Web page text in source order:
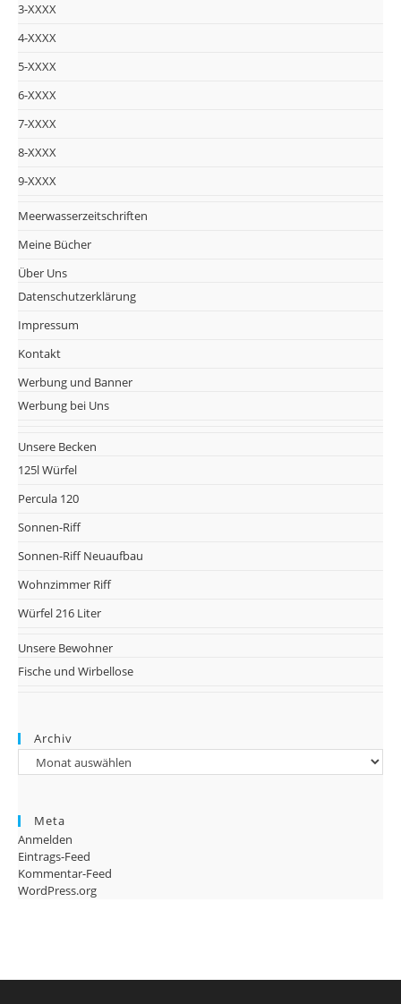
3-XXXX
4-XXXX
5-XXXX
6-XXXX
7-XXXX
8-XXXX
9-XXXX
Meerwasserzeitschriften
Meine Bücher
Über Uns
Datenschutzerklärung
Impressum
Kontakt
Werbung und Banner
Werbung bei Uns
Unsere Becken
125l Würfel
Percula 120
Sonnen-Riff
Sonnen-Riff Neuaufbau
Wohnzimmer Riff
Würfel 216 Liter
Unsere Bewohner
Fische und Wirbellose
Archiv
Archiv
Meta
Anmelden
Eintrags-Feed
Kommentar-Feed
WordPress.org